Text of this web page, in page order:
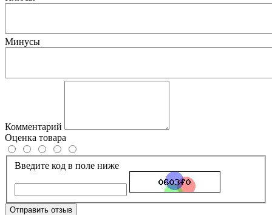
Минусы
Комментарий
Оценка товара
Введите код в поле ниже
Отправить отзыв